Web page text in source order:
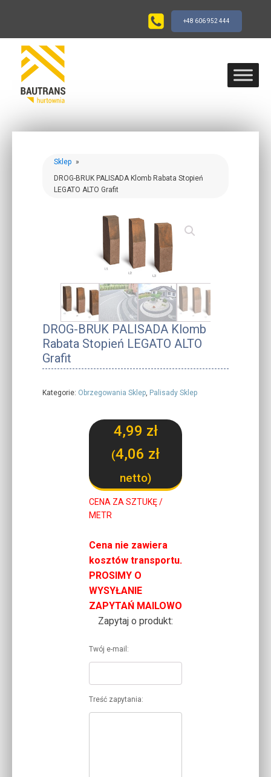
+48 606 952 444
Sklep »
DROG-BRUK PALISADA Klomb Rabata Stopień
LEGATO ALTO Grafit
DROG-BRUK PALISADA Klomb
Rabata Stopień LEGATO ALTO
Grafit
Kategorie: Obrzegowania Sklep Palisady Sklep
4,99 zł
(4,06 zł
netto)
CENA ZA SZTUKĘ /
METR
Cena nie zawiera
kosztów transportu.
PROSIMY O
WYSYŁANIE
ZAPYTAŃ MAILOWO
Zapytaj o produkt:
Twój e-mail:
Treść zapytania: